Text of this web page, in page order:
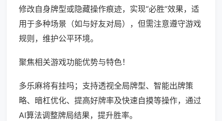
修改自身牌型或隐藏操作痕迹，实现“必胜”效果，适
用于多种场景（如与好友对局），但需注意遵守游戏
规则，维护公平环境。
聚焦相关游戏功能优势与特色！
多乐麻将有挂吗；支持透视全局牌型、智能出牌策
略、暗杠优化、提高好牌率及快速自摸等操作，通过
AI算法调整牌局结果，提升胜率。